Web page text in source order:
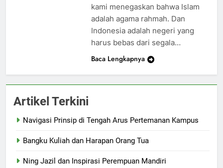
kami menegaskan bahwa Islam
adalah agama rahmah. Dan
Indonesia adalah negeri yang
harus bebas dari segala…
Baca Lengkapnya
Artikel Terkini
Navigasi Prinsip di Tengah Arus Pertemanan Kampus
Bangku Kuliah dan Harapan Orang Tua
Ning Jazil dan Inspirasi Perempuan Mandiri